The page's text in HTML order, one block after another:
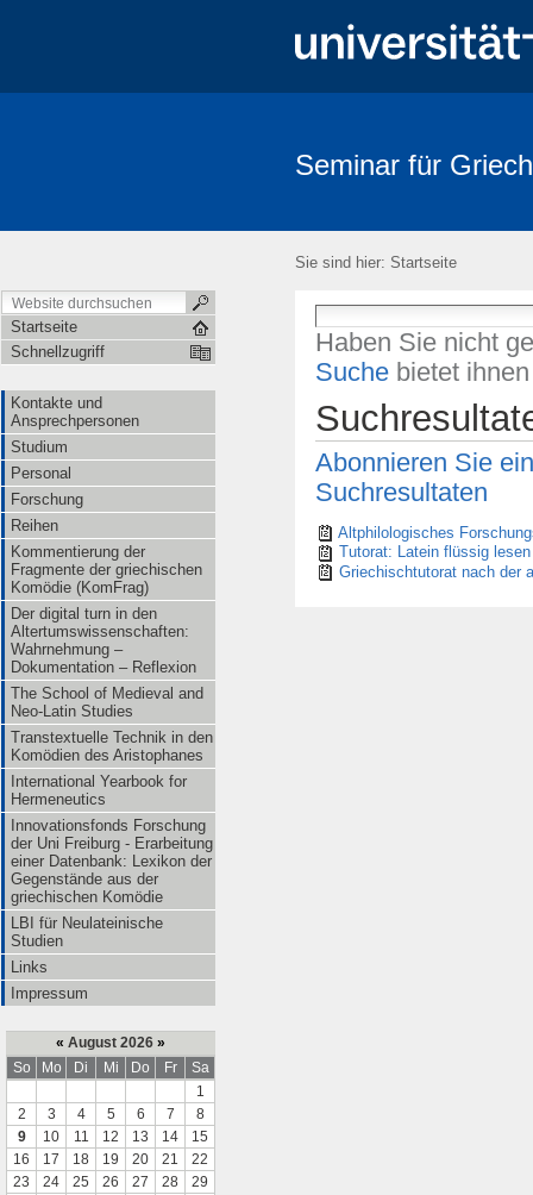
Seminar für
Sie sind hier: Startseite
Startseite
Schnellzugriff
Kontakte und
Ansprechpersonen
Studium
Personal
Forschung
Reihen
Kommentierung der
Fragmente der griechischen
Komödie (KomFrag)
Der digital turn in den
Altertumswissenschaften:
Wahrnehmung –
Dokumentation – Reflexion
The School of Medieval and
Neo-Latin Studies
Transtextuelle Technik in den
Komödien des Aristophanes
International Yearbook for
Hermeneutics
Innovationsfonds Forschung
der Uni Freiburg - Erarbeitung
einer Datenbank: Lexikon der
Gegenstände aus der
griechischen Komödie
LBI für Neulateinische
Studien
Links
Impressum
« August 2026 »
So
Mo Di Mi Do Fr
Sa
1
2
3 4 5 6 7
8
9
10 11 12 13 14
15
16
17 18 19 20 21
22
23
24 25 26 27 28
29
Haben Sie nicht
Suche bietet
Abonnieren Sie
Suchresultaten
Altphilologisches
Tutorat: Latein flüssig lesen
Griechischtutorat nach der